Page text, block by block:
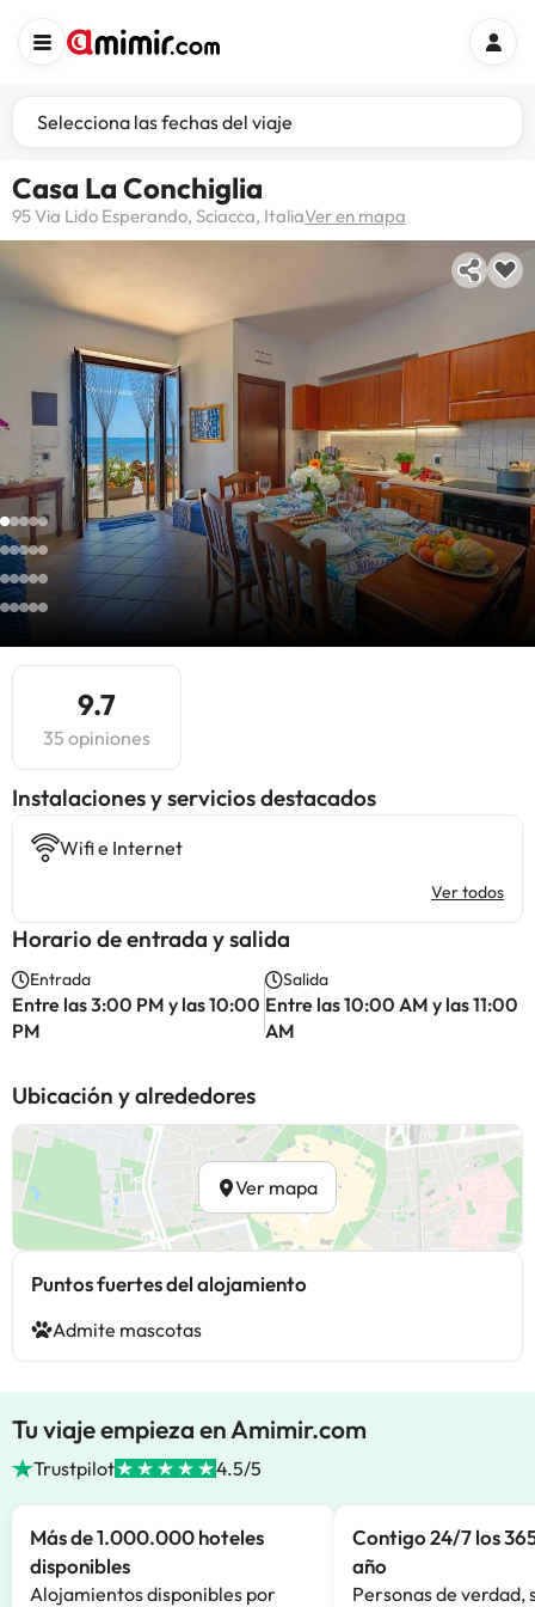
Selecciona las fechas del viaje
Casa La Conchiglia
95 Via Lido Esperando, Sciacca, ItaliaVer en mapa
9.7
35 opiniones
Instalaciones y servicios destacados
Wifi e Internet
Ver todos
Horario de entrada y salida
Entrada
Entre las 3:00 PM y las 10:00
PM
Salida
Entre las 10:00 AM y las 11:00
AM
Ubicación y alrededores
Ver mapa
Puntos fuertes del alojamiento
Admite mascotas
Tu viaje empieza en Amimir.com
Trustpilot 4.5/5
Más de 1.000.000 hoteles
disponibles
Alojamientos disponibles por
Contigo 24/7 los
año
Personas de verdad,